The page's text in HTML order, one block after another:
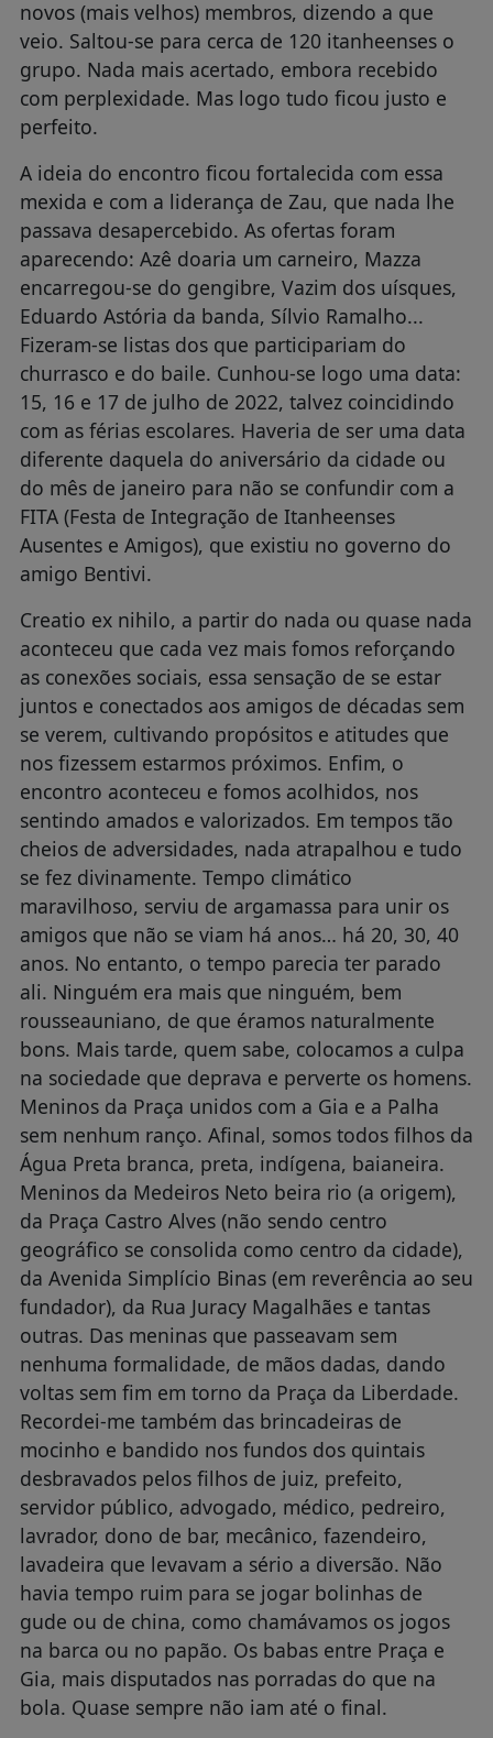
novos (mais velhos) membros, dizendo a que
veio. Saltou-se para cerca de 120 itanheenses o
grupo. Nada mais acertado, embora recebido
com perplexidade. Mas logo tudo ficou justo e
perfeito.
A ideia do encontro ficou fortalecida com essa
mexida e com a liderança de Zau, que nada lhe
passava desapercebido. As ofertas foram
aparecendo: Azê doaria um carneiro, Mazza
encarregou-se do gengibre, Vazim dos uísques,
Eduardo Astória da banda, Sílvio Ramalho...
Fizeram-se listas dos que participariam do
churrasco e do baile. Cunhou-se logo uma data:
15, 16 e 17 de julho de 2022, talvez coincidindo
com as férias escolares. Haveria de ser uma data
diferente daquela do aniversário da cidade ou
do mês de janeiro para não se confundir com a
FITA (Festa de Integração de Itanheenses
Ausentes e Amigos), que existiu no governo do
amigo Bentivi.
Creatio ex nihilo, a partir do nada ou quase nada
aconteceu que cada vez mais fomos reforçando
as conexões sociais, essa sensação de se estar
juntos e conectados aos amigos de décadas sem
se verem, cultivando propósitos e atitudes que
nos fizessem estarmos próximos. Enfim, o
encontro aconteceu e fomos acolhidos, nos
sentindo amados e valorizados. Em tempos tão
cheios de adversidades, nada atrapalhou e tudo
se fez divinamente. Tempo climático
maravilhoso, serviu de argamassa para unir os
amigos que não se viam há anos… há 20, 30, 40
anos. No entanto, o tempo parecia ter parado
ali. Ninguém era mais que ninguém, bem
rousseauniano, de que éramos naturalmente
bons. Mais tarde, quem sabe, colocamos a culpa
na sociedade que deprava e perverte os homens.
Meninos da Praça unidos com a Gia e a Palha
sem nenhum ranço. Afinal, somos todos filhos da
Água Preta branca, preta, indígena, baianeira.
Meninos da Medeiros Neto beira rio (a origem),
da Praça Castro Alves (não sendo centro
geográfico se consolida como centro da cidade),
da Avenida Simplício Binas (em reverência ao seu
fundador), da Rua Juracy Magalhães e tantas
outras. Das meninas que passeavam sem
nenhuma formalidade, de mãos dadas, dando
voltas sem fim em torno da Praça da Liberdade.
Recordei-me também das brincadeiras de
mocinho e bandido nos fundos dos quintais
desbravados pelos filhos de juiz, prefeito,
servidor público, advogado, médico, pedreiro,
lavrador, dono de bar, mecânico, fazendeiro,
lavadeira que levavam a sério a diversão. Não
havia tempo ruim para se jogar bolinhas de
gude ou de china, como chamávamos os jogos
na barca ou no papão. Os babas entre Praça e
Gia, mais disputados nas porradas do que na
bola. Quase sempre não iam até o final.